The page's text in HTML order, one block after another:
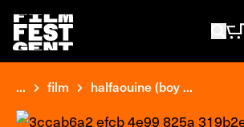
... film halfaouine (boy ...